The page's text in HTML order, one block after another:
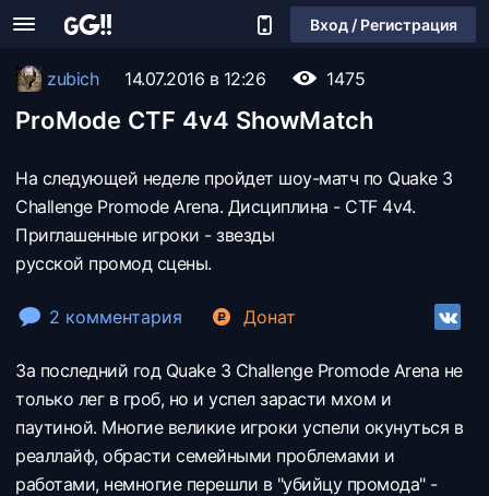
Вход / Регистрация
zubich 14.07.2016 в 12:26 1475
ProMode CTF 4v4 ShowMatch
На следующей неделе пройдет шоу-матч по Quake 3
Challenge Promode Arena. Дисциплина - CTF 4v4.
Приглашенные игроки - звезды
русской промод сцены.
2 комментария Донат
За последний год Quake 3 Challenge Promode Arena не
только лег в гроб, но и успел зарасти мхом и
паутиной. Многие великие игроки успели окунуться в
реаллайф, обрасти семейными проблемами и
работами, немногие перешли в "убийцу промода" -